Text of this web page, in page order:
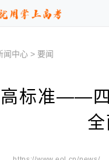
闻中心 > 要闻
标准——